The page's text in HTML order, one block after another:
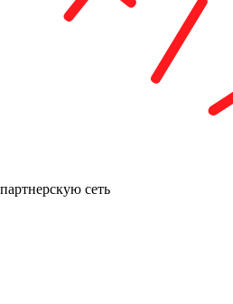
сеть